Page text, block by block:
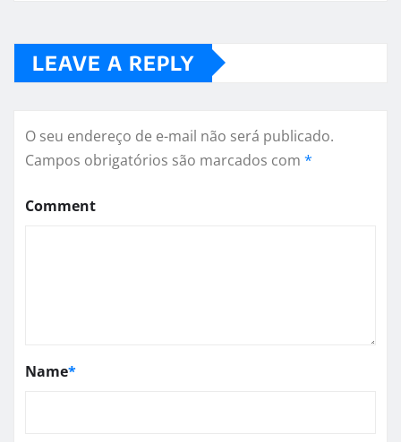
LEAVE A REPLY
O seu endereço de e-mail não será publicado.
Campos obrigatórios são marcados com *
Comment
Name*